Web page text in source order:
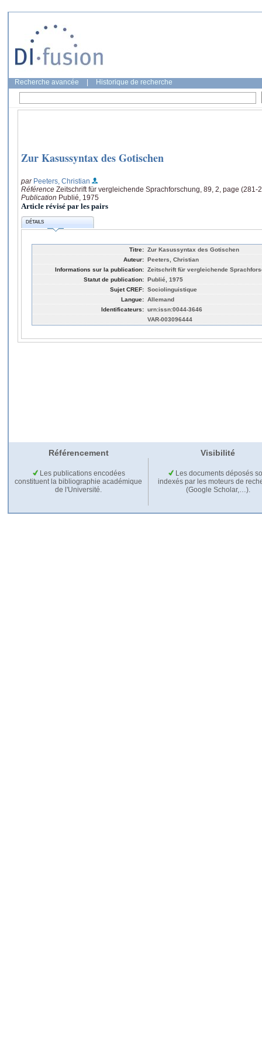
Recherche avancée Historique de recherche
Zur Kasussyntax des Gotischen
par Peeters, Christian
Référence Zeitschrift für vergleichende Sprachforschung, 89, 2, page (281-
Publication Publié, 1975
Article révisé par les pairs
DÉTAILS
Titre: Zur Kasussyntax des Gotischen
Auteur: Peeters, Christian
Informations sur la publication: Zeitschrift für vergleichende
Statut de publication: Publié, 1975
Sujet CREF: Sociolinguistique
Langue: Allemand
Identificateurs: urn:issn:0044-3646
VAR-003096444
Référencement Visibilité
Les publications encodées
constituent la bibliographie académique
de l'Université.
Les documents déposés
indexés par les moteurs de
(Google Scholar,…).